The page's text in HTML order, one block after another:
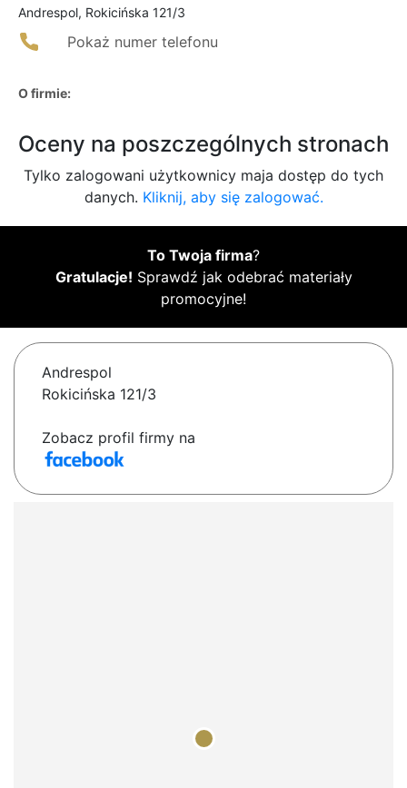
Andrespol, Rokicińska 121/3
Pokaż numer telefonu
O firmie:
Oceny na poszczególnych stronach
Tylko zalogowani użytkownicy maja dostęp do tych
danych. Kliknij, aby się zalogować.
To Twoja firma?
Gratulacje! Sprawdź jak odebrać materiały
promocyjne!
Andrespol
Rokicińska 121/3
Zobacz profil firmy na